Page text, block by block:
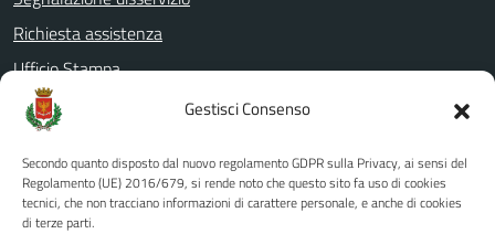
Gestisci Consenso
Secondo quanto disposto dal nuovo regolamento GDPR sulla Privacy, ai sensi del
Regolamento (UE) 2016/679, si rende noto che questo sito fa uso di cookies
tecnici, che non tracciano informazioni di carattere personale, e anche di cookies
di terze parti.
Richiesta assistenza
Ufficio Stampa
Amministrazione Trasparente
Albo pretorio
Informativa privacy
Note legali